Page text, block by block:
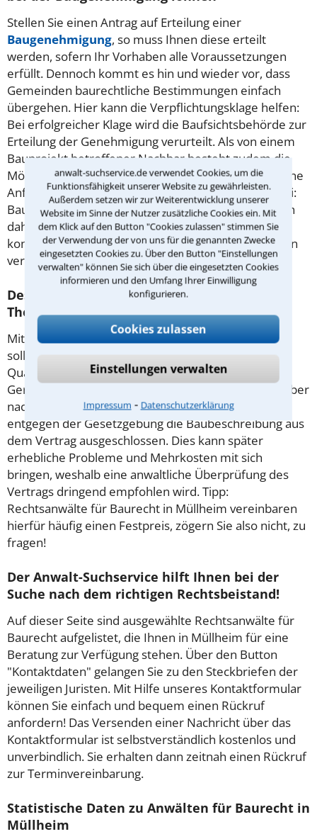
anwalt-suchservice.de verwendet Cookies, um die
Funktionsfähigkeit unserer Website zu gewährleisten.
Außerdem setzen wir zur Weiterentwicklung unserer
Website im Sinne der Nutzer zusätzliche Cookies ein. Mit
dem Klick auf den Button "Cookies zulassen" stimmen Sie
der Verwendung der von uns für die genannten Zwecke
eingesetzten Cookies zu. Über den Button "Einstellungen
verwalten" können Sie sich über die eingesetzten Cookies
informieren und den Umfang Ihrer Einwilligung
konfigurieren.
Cookies zulassen
Einstellungen verwalten
Impressum ⁃ Datenschutzerklärung
Stellen Sie einen Antrag auf Erteilung einer
Baugenehmigung, so muss Ihnen diese erteilt
werden, sofern Ihr Vorhaben alle Voraussetzungen
erfüllt. Dennoch kommt es hin und wieder vor, dass
Gemeinden baurechtliche Bestimmungen einfach
übergehen. Hier kann die Verpflichtungsklage helfen:
Bei erfolgreicher Klage wird die Baufsichtsbehörde zur
Erteilung der Genehmigung verurteilt. Als von einem
Bauprojekt betroffener Nachbar besteht zudem die
Möglichkeit, die Entscheidung der Behörde durch eine
Anfechtungsklage aufheben zu lassen. Wichtig dabei:
Bauordnungsrecht ist Landesrecht. Es empfiehlt sich
daher, einen Anwalt für Baurecht in Müllheim zu
kontaktieren, der mit den jeweiligen Besonderheiten
vertraut ist.
Deshalb empfiehlt es sich, bei Fragen zum
Thema Baurecht einen Anwalt aufzusuchen
Mit der Einführung des Bauvertrags im Jahre 2018
sollten Bauherren und Bauunternehmer mehr
Qualitäts-, Preis- und Rechtssicherheit erhalten.
Gerade im Rahmen der Vertragsgestaltung treten aber
nach wie vor viele Fehler auf. So wird teilweise
entgegen der Gesetzgebung die Baubeschreibung aus
dem Vertrag ausgeschlossen. Dies kann später
erhebliche Probleme und Mehrkosten mit sich
bringen, weshalb eine anwaltliche Überprüfung des
Vertrags dringend empfohlen wird. Tipp:
Rechtsanwälte für Baurecht in Müllheim vereinbaren
hierfür häufig einen Festpreis, zögern Sie also nicht, zu
fragen!
Der Anwalt-Suchservice hilft Ihnen bei der
Suche nach dem richtigen Rechtsbeistand!
Auf dieser Seite sind ausgewählte Rechtsanwälte für
Baurecht aufgelistet, die Ihnen in Müllheim für eine
Beratung zur Verfügung stehen. Über den Button
"Kontaktdaten" gelangen Sie zu den Steckbriefen der
jeweiligen Juristen. Mit Hilfe unseres Kontaktformular
können Sie einfach und bequem einen Rückruf
anfordern! Das Versenden einer Nachricht über das
Kontaktformular ist selbstverständlich kostenlos und
unverbindlich. Sie erhalten dann zeitnah einen Rückruf
zur Terminvereinbarung.
Statistische Daten zu Anwälten für Baurecht in
Müllheim